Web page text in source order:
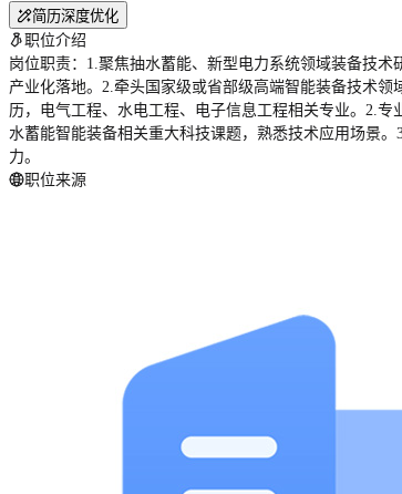
简历深度优化
职位介绍
岗位职责：1.聚焦抽水蓄能、新型电力系统领域装备技
产业化落地。2.牵头国家级或省部级高端智能装备技术
历，电气工程、水电工程、电子信息工程相关专业。2.
水蓄能智能装备相关重大科技课题，熟悉技术应用场景
力。
职位来源